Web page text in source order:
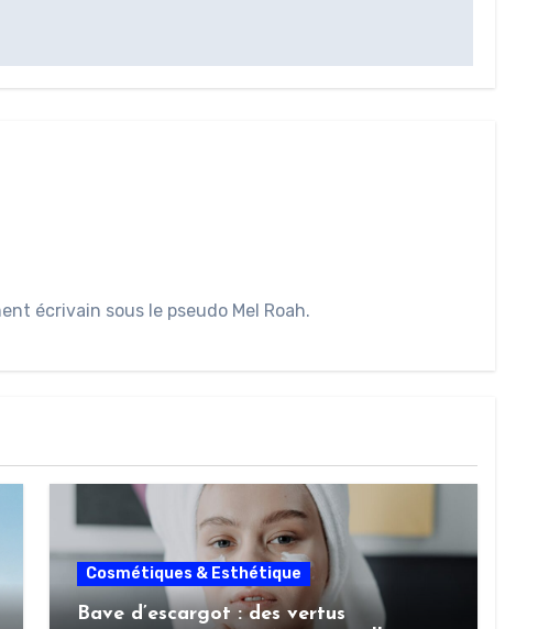
écrivain sous le pseudo Mel Roah.
Cosmétiques & Esthétique
Bave d’escargot : des vertus